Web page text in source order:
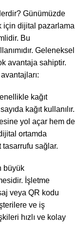
Günümüzde
için dijital pazarlama
Bu
Geleneksel
avantaja sahiptir.
kağıt
kağıt kullanılır.
yol açar hem de
ortamda
sağlar.
büyük
İşletme
veya QR kodu
ve iş
hızlı ve kolay